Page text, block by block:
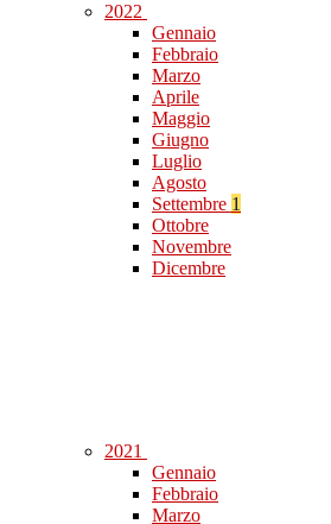
2022
Gennaio
Febbraio
Marzo
Aprile
Maggio
Giugno
Luglio
Agosto
Settembre 1
Ottobre
Novembre
Dicembre
2021
Gennaio
Febbraio
Marzo